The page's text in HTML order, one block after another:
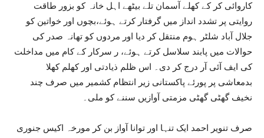
کاروائی کر کے کھلے آسمان تلے بیٹھے اہل خانہ کو بزور طاقت
روایتی پر تشدد انداز میں گرفتار کرتے ہوئے،بچوں اور خواتین کو
جلال آباد شلٹر ہوم منتقل کر دیا اور مردوں کو تھانہ صدر کی
حوالات میں پابند سلاسل کرتے ہوئے، ر سرکار کے کام میں مداخلت
کی ایف آئی آر درج کر دی۔ اس ظلم ذیادتی اور کھلم کھلا
بدمعاشی پر پورئے پاکستانی زیر انتظام کشمیر میں صرف چند
نخیف گھٹی گھٹی مزمتی آوازیں سننے کو ملی۔
صرف تنویر احمد ایک تنہا اور توانا آواز بن کر مورخہ اکیس جنوری